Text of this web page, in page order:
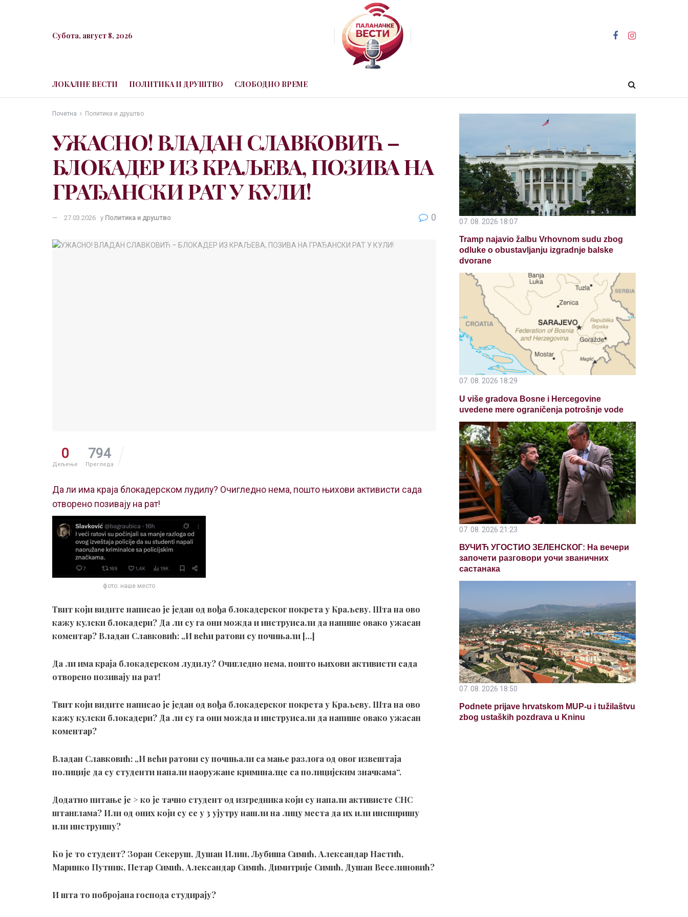
Субота, август 8, 2026
ЛОКАЛНЕ ВЕСТИ ПОЛИТИКА И ДРУШТВО СЛОБОДНО ВРЕМЕ
Почетна Политика и друштво
УЖАСНО! ВЛАДАН СЛАВКОВИЋ –
БЛОКАДЕР ИЗ КРАЉЕВА, ПОЗИВА НА
ГРАЂАНСКИ РАТ У КУЛИ!
27.03.2026 у Политика и друштво 0
0
Дељење
794
Прегледа
Да ли има краја блокадерском лудилу? Очигледно нема, пошто њихови активисти сада
отворено позивају на рат!
фото: наше место
Твит који видите написао је један од вођа блокадерског покрета у Краљеву. Шта на ово
кажу кулски блокадери? Да ли су га они можда и инструисали да напише овако ужасан
коментар? Владан Славковић: „И већи ратови су почињали […]
Да ли има краја блокадерском лудилу? Очигледно нема, пошто њихови активисти сада
отворено позивају на рат!
Твит који видите написао је један од вођа блокадерског покрета у Краљеву. Шта на ово
кажу кулски блокадери? Да ли су га они можда и инструисали да напише овако ужасан
коментар?
Владан Славковић: „И већи ратови су почињали са мање разлога од овог извештаја
полиције да су студенти напали наоружане криминалце са полицијским значкама“.
Додатно питање је > ко је тачно студент од изгредника који су напали активисте СНС
штанглама? Или од оних који су се у 3 ујутру нашли на лицу места да их или инспиришу
или инструишу?
Ко је то студент? Зоран Секеруш, Душан Илин, Љубиша Симић, Александар Настић,
Маринко Путник, Петар Симић, Александар Симић, Димитрије Симић, Душан Веселиновић?
И шта то побројана господа студирају?
07. 08. 2026 18:07
Tramp najavio žalbu Vrhovnom sudu zbog
odluke o obustavljanju izgradnje balske
dvorane
07. 08. 2026 18:29
U više gradova Bosne i Hercegovine
uvedene mere ograničenja potrošnje vode
07. 08. 2026 21:23
ВУЧИЋ УГОСТИО ЗЕЛЕНСКОГ: На вечери
започети разговори уочи званичних
састанака
07. 08. 2026 18:50
Podnete prijave hrvatskom MUP-u i tužilaštvu
zbog ustaških pozdrava u Kninu